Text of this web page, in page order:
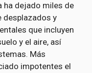
ha dejado miles de
desplazados y
que incluyen
y el aire, así
Más
impotentes el